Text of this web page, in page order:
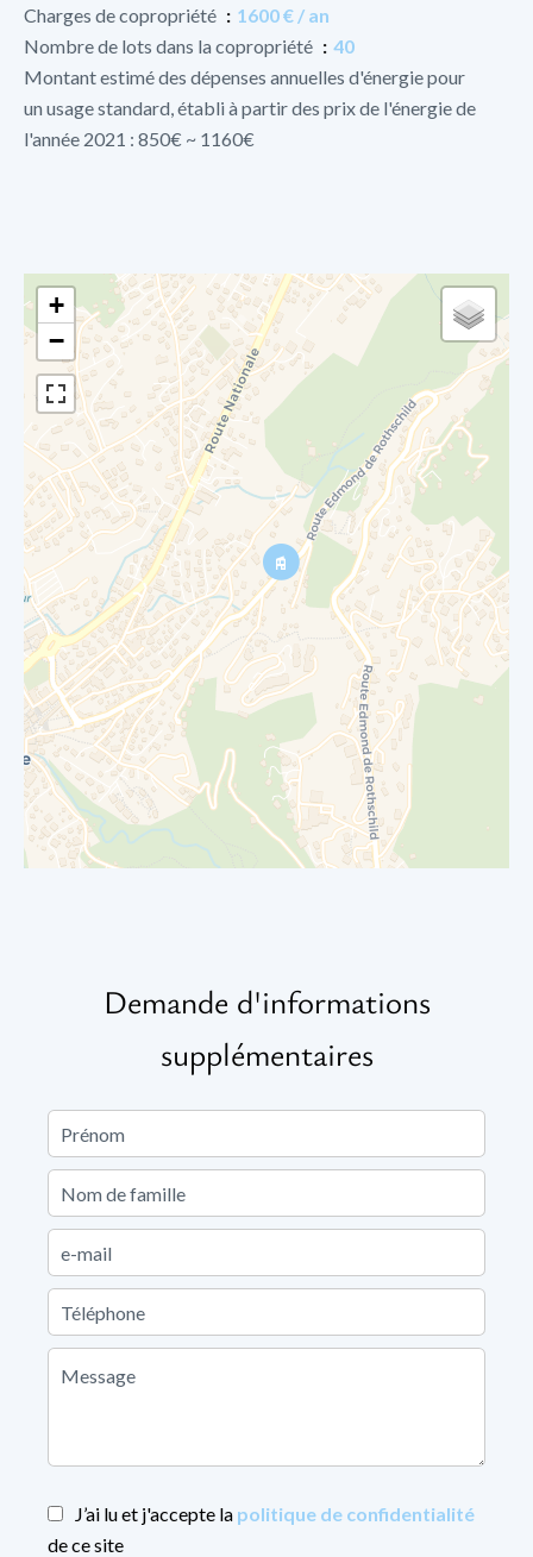
Charges de copropriété
1600 € / an
Nombre de lots dans la copropriété
40
Montant estimé des dépenses annuelles d'énergie pour
un usage standard, établi à partir des prix de l'énergie de
l'année 2021 : 850€ ~ 1160€
+
−
Demande d'informations
supplémentaires
J’ai lu et j'accepte la politique de confidentialité
de ce site